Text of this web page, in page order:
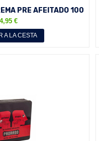
PRE AFEITADO 100
ML
4,95 €
A LA CESTA